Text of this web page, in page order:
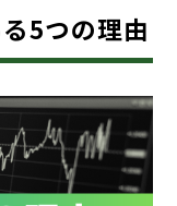
5つの理由